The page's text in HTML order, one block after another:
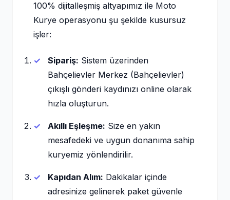
100% dijitalleşmiş altyapımız ile Moto
Kurye operasyonu şu şekilde kusursuz
işler:
Sipariş: Sistem üzerinden
Bahçelievler Merkez (Bahçelievler)
çıkışlı gönderi kaydınızı online olarak
hızla oluşturun.
Akıllı Eşleşme: Size en yakın
mesafedeki ve uygun donanıma sahip
kuryemiz yönlendirilir.
Kapıdan Alım: Dakikalar içinde
adresinize gelinerek paket güvenle